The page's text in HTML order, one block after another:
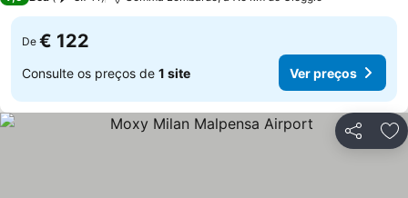
De € 122
Consulte os preços de 1 site Ver preços
Partilhar